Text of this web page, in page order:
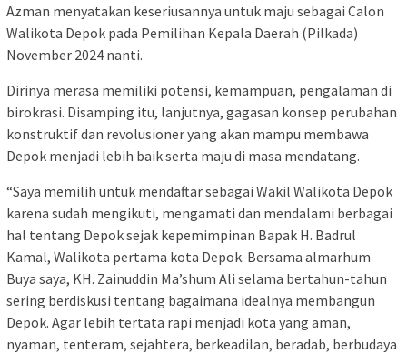
Azman menyatakan keseriusannya untuk maju sebagai Calon
Walikota Depok pada Pemilihan Kepala Daerah (Pilkada)
November 2024 nanti.
Dirinya merasa memiliki potensi, kemampuan, pengalaman di
birokrasi. Disamping itu, lanjutnya, gagasan konsep perubahan
konstruktif dan revolusioner yang akan mampu membawa
Depok menjadi lebih baik serta maju di masa mendatang.
“Saya memilih untuk mendaftar sebagai Wakil Walikota Depok
karena sudah mengikuti, mengamati dan mendalami berbagai
hal tentang Depok sejak kepemimpinan Bapak H. Badrul
Kamal, Walikota pertama kota Depok. Bersama almarhum
Buya saya, KH. Zainuddin Ma’shum Ali selama bertahun-tahun
sering berdiskusi tentang bagaimana idealnya membangun
Depok. Agar lebih tertata rapi menjadi kota yang aman,
nyaman, tenteram, sejahtera, berkeadilan, beradab, berbudaya